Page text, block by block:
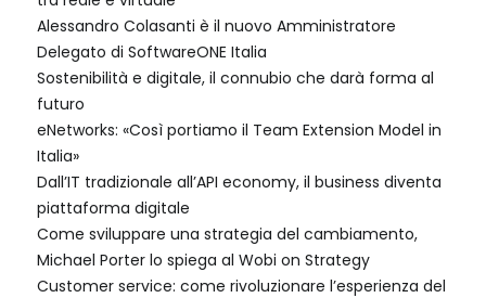
Alessandro Colasanti è il nuovo Amministratore
Delegato di SoftwareONE Italia
Sostenibilità e digitale, il connubio che darà forma al
futuro
eNetworks: «Così portiamo il Team Extension Model in
Italia»
Dall’IT tradizionale all’API economy, il business diventa
piattaforma digitale
Come sviluppare una strategia del cambiamento,
Michael Porter lo spiega al Wobi on Strategy
Customer service: come rivoluzionare l’esperienza del